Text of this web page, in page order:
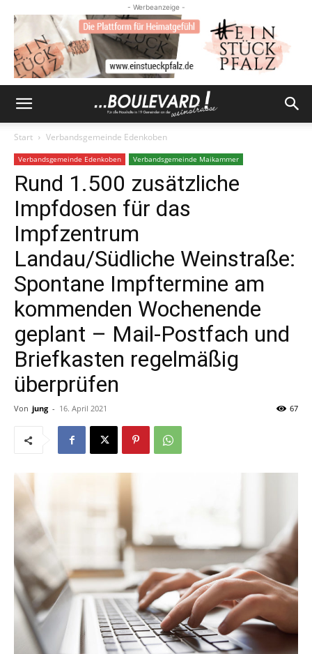
- Werbeanzeige -
Start Verbandsgemeinde Edenkoben
Verbandsgemeinde Edenkoben Verbandsgemeinde Maikammer
Rund 1.500 zusätzliche
Impfdosen für das
Impfzentrum
Landau/Südliche Weinstraße:
Spontane Impftermine am
kommenden Wochenende
geplant – Mail-Postfach und
Briefkasten regelmäßig
überprüfen
Von jung - 16. April 2021 67